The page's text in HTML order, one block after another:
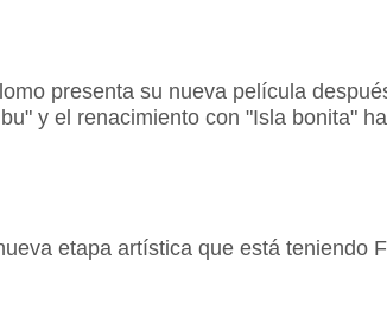
presenta su nueva película
y el renacimiento con "Isla bonita"
etapa artística que está teniendo